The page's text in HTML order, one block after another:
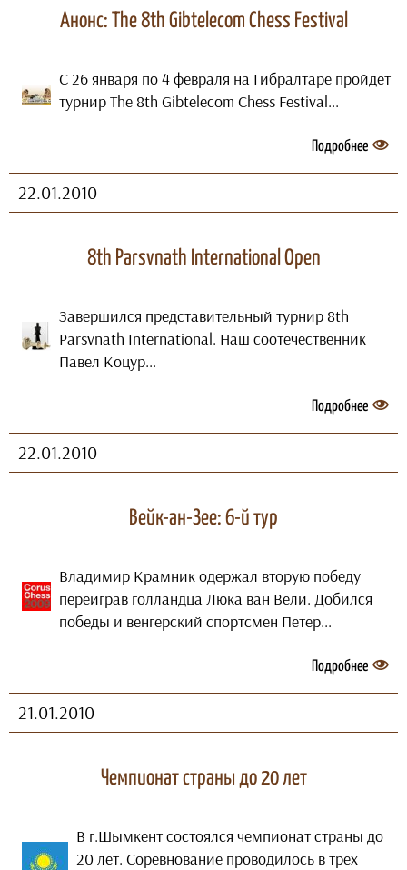
Анонс: The 8th Gibtelecom Chess Festival
C 26 января по 4 февраля на Гибралтаре пройдет
турнир The 8th Gibtelecom Chess Festival...
Подробнее
22.01.2010
8th Parsvnath International Open
Завершился представительный турнир 8th
Parsvnath International. Наш соотечественник
Павел Коцур...
Подробнее
22.01.2010
Вейк-ан-Зее: 6-й тур
Владимир Крамник одержал вторую победу
переиграв голландца Люка ван Вели. Добился
победы и венгерский спортсмен Петер...
Подробнее
21.01.2010
Чемпионат страны до 20 лет
В г.Шымкент состоялся чемпионат страны до
20 лет. Соревнование проводилось в трех